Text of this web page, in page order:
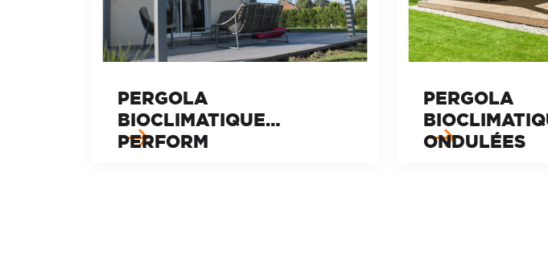
PERGOLA
BIOCLIMATIQUE
PERFORM
PERGOLA
ONDULÉES